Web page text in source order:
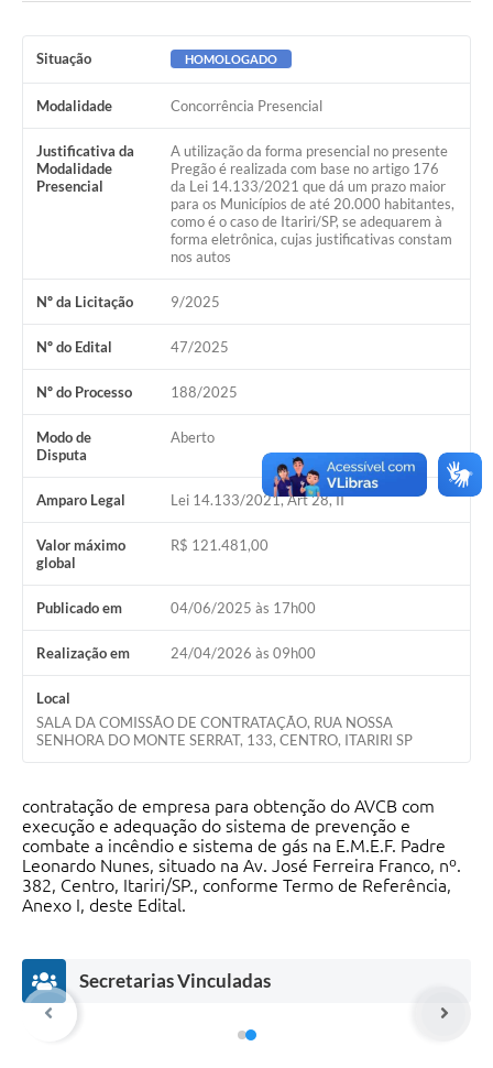
Situação HOMOLOGADO
Modalidade Concorrência Presencial
Justificativa da
Modalidade
Presencial
A utilização da forma presencial no presente
Pregão é realizada com base no artigo 176
da Lei 14.133/2021 que dá um prazo maior
para os Municípios de até 20.000 habitantes,
como é o caso de Itariri/SP, se adequarem à
forma eletrônica, cujas justificativas constam
nos autos
Nº da Licitação 9/2025
Nº do Edital 47/2025
Nº do Processo 188/2025
Modo de
Disputa
Aberto
Amparo Legal Lei 14.133/2021, Art 28, II
Valor máximo
global
R$ 121.481,00
Publicado em 04/06/2025 às 17h00
Realização em 24/04/2026 às 09h00
Local
SALA DA COMISSÃO DE CONTRATAÇÃO, RUA NOSSA
SENHORA DO MONTE SERRAT, 133, CENTRO, ITARIRI SP
contratação de empresa para obtenção do AVCB com
execução e adequação do sistema de prevenção e
combate a incêndio e sistema de gás na E.M.E.F. Padre
Leonardo Nunes, situado na Av. José Ferreira Franco, nº.
382, Centro, Itariri/SP., conforme Termo de Referência,
Anexo I, deste Edital.
Secretarias Vinculadas